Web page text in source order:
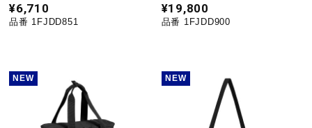
¥6,710
品番 1FJDD851
¥19,800
品番 1FJDD900
NEW NEW